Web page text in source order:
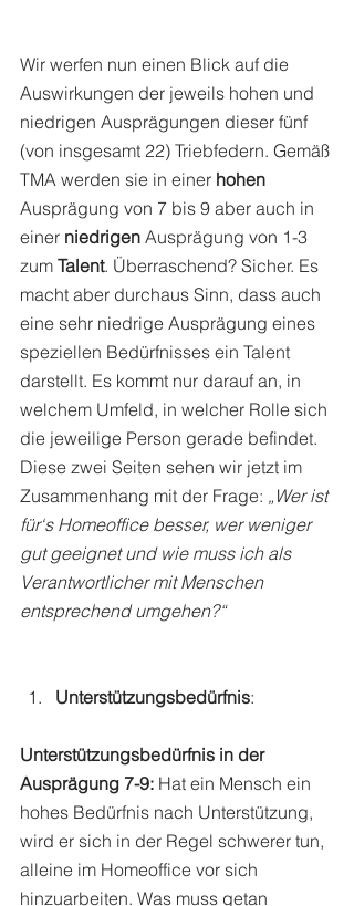
Wir werfen nun einen Blick auf die
Auswirkungen der jeweils hohen und
niedrigen Ausprägungen dieser fünf
(von insgesamt 22) Triebfedern. Gemäß
TMA werden sie in einer hohen
Ausprägung von 7 bis 9 aber auch in
einer niedrigen Ausprägung von 1-3
zum Talent. Überraschend? Sicher. Es
macht aber durchaus Sinn, dass auch
eine sehr niedrige Ausprägung eines
speziellen Bedürfnisses ein Talent
darstellt. Es kommt nur darauf an, in
welchem Umfeld, in welcher Rolle sich
die jeweilige Person gerade befindet.
Diese zwei Seiten sehen wir jetzt im
Zusammenhang mit der Frage: „Wer ist
für‘s Homeoffice besser, wer weniger
gut geeignet und wie muss ich als
Verantwortlicher mit Menschen
entsprechend umgehen?“
Unterstützungsbedürfnis:
Unterstützungsbedürfnis in der
Ausprägung 7-9: Hat ein Mensch ein
hohes Bedürfnis nach Unterstützung,
wird er sich in der Regel schwerer tun,
alleine im Homeoffice vor sich
hinzuarbeiten. Was muss getan